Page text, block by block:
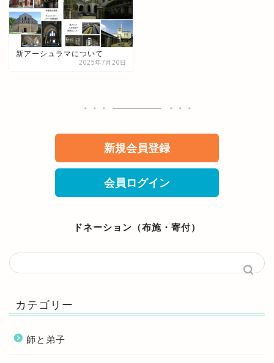
新アーシュラマについて
2025年7月20日
新規会員登録
会員ログイン
ドネーション（布施・寄付）
カテゴリー
師と弟子